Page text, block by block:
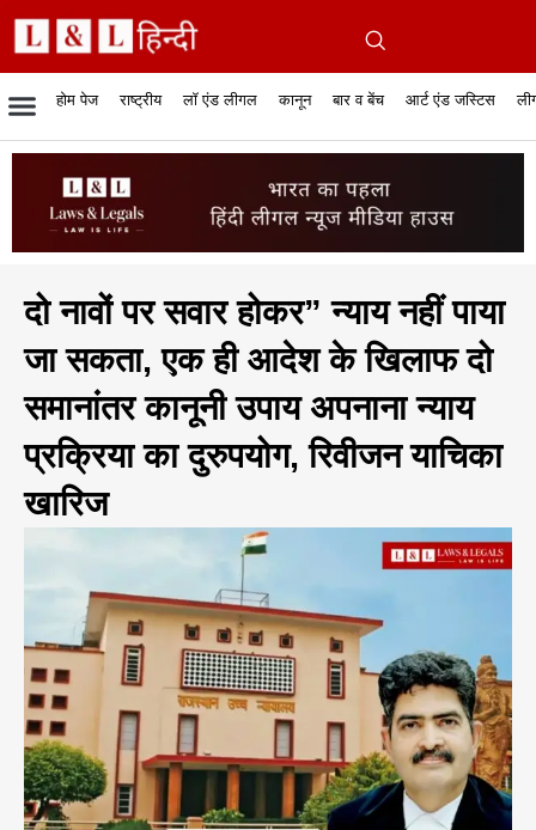
होम पेज राष्ट्रीय
रिपोर्टेबल जजमेंट सुप्रीम कोर्ट हाईकोर्ट
लॉ एंड लीगल
रिसर्च एनालाईसिस एंड लॉ केस स्टेटस
कानून
व्यापार में कानून फिल्में और कानून
बार व बेंच
बार एसोसिएशन बार
आर्ट एंड जस्टिस
जस्टिस एंड जस्टिस
दो नावों पर सवार होकर” न्याय नहीं पाया
जा सकता, एक ही आदेश के खिलाफ दो
समानांतर कानूनी उपाय अपनाना न्याय
प्रक्रिया का दुरुपयोग, रिवीजन याचिका
खारिज